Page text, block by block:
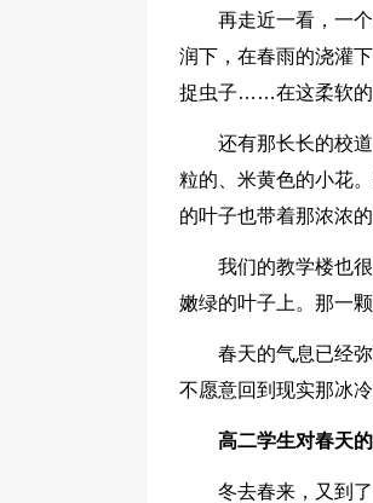
再走近一看，一
润下，在春雨的浇灌
捉虫子……在这柔软的
还有那长长的校
粒的、米黄色的小花
的叶子也带着那浓浓
我们的教学楼也
嫩绿的叶子上。那一
春天的气息已经
不愿意回到现实那冰冷
高二学生对春天
冬去春来，又到